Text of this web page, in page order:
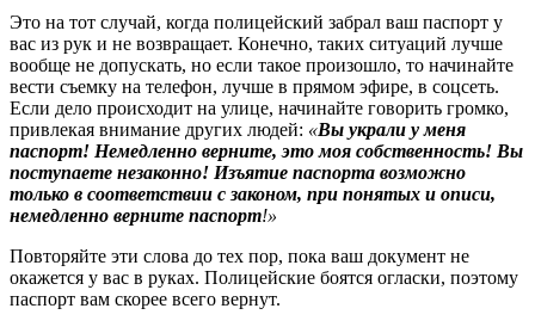
Это на тот случай, когда полицейский забрал ваш паспорт у
вас из рук и не возвращает. Конечно, таких ситуаций лучше
вообще не допускать, но если такое произошло, то начинайте
вести съемку на телефон, лучше в прямом эфире, в соцсеть.
Если дело происходит на улице, начинайте говорить громко,
привлекая внимание других людей: «Вы украли у меня
паспорт! Немедленно верните, это моя собственность! Вы
поступаете незаконно! Изъятие паспорта возможно
только в соответствии с законом, при понятых и описи,
немедленно верните паспорт!»
Повторяйте эти слова до тех пор, пока ваш документ не
окажется у вас в руках. Полицейские боятся огласки, поэтому
паспорт вам скорее всего вернут.